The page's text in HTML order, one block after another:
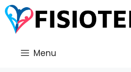
Saltar
al
contenido
Menu